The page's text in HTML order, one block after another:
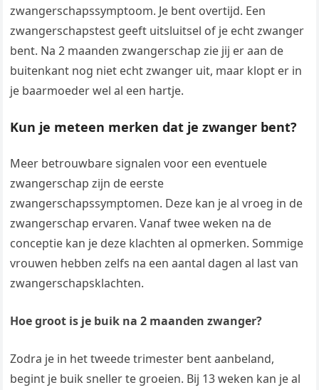
zwangerschapssymptoom. Je bent overtijd. Een
zwangerschapstest geeft uitsluitsel of je echt zwanger
bent. Na 2 maanden zwangerschap zie jij er aan de
buitenkant nog niet echt zwanger uit, maar klopt er in
je baarmoeder wel al een hartje.
Kun je meteen merken dat je zwanger bent?
Meer betrouwbare signalen voor een eventuele
zwangerschap zijn de eerste
zwangerschapssymptomen. Deze kan je al vroeg in de
zwangerschap ervaren. Vanaf twee weken na de
conceptie kan je deze klachten al opmerken. Sommige
vrouwen hebben zelfs na een aantal dagen al last van
zwangerschapsklachten.
Hoe groot is je buik na 2 maanden zwanger?
Zodra je in het tweede trimester bent aanbeland,
begint je buik sneller te groeien. Bij 13 weken kan je al